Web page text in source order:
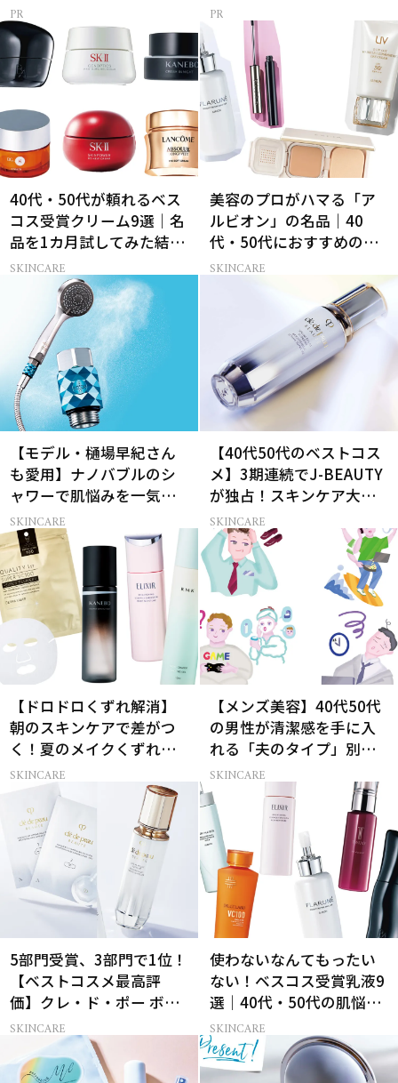
40代・50代が頼れるベス
コス受賞クリーム9選｜名
品を1カ月試してみた結果
は？
SKINCARE
美容のプロがハマる「ア
ルビオン」の名品｜40
代・50代におすすめのベ
スコス受賞コスメ
SKINCARE
【モデル・樋場早紀さん
も愛用】ナノバブルのシ
ャワーで肌悩みを一気に
解決
SKINCARE
【40代50代のベストコス
メ】3期連続でJ-BEAUTY
が独占！スキンケア大賞
受賞コスメ9選
SKINCARE
【ドロドロくずれ解消】
朝のスキンケアで差がつ
く！夏のメイクくずれ防
止術
SKINCARE
【メンズ美容】40代50代
の男性が清潔感を手に入
れる「夫のタイプ」別ス
キンケア術
SKINCARE
5部門受賞、3部門で1位！
【ベストコスメ最高評
価】クレ・ド・ポー ボー
テの名品中の名品とは？
SKINCARE
使わないなんてもったい
ない！ベスコス受賞乳液9
選｜40代・50代の肌悩み
別まとめ
SKINCARE